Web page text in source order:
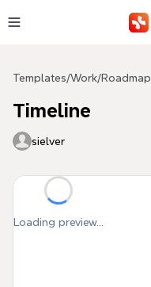
Templates/Work/Roadmap
Timeline
sielver
Loading preview...